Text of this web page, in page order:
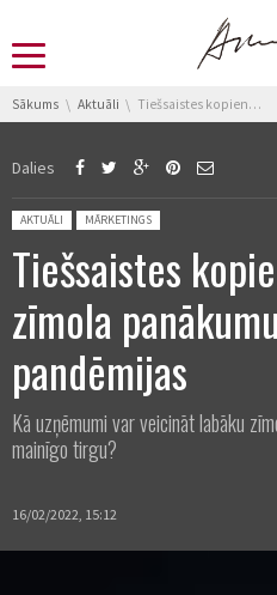
You are here:
Sākums Aktuāli Tiešsaistes kopienu izveide — zīmola panākumu atslēga pēc pandēmijas
Dalies
Posted in:
AKTUĀLI MĀRKETINGS
Tiešsaistes
zīmola
pandēmijas
Kā uzņēmumi var veicināt labāku
mainīgo tirgu?
16/02/2022, 15:12